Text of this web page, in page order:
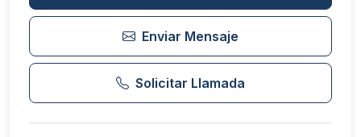
Enviar Mensaje
Solicitar Llamada